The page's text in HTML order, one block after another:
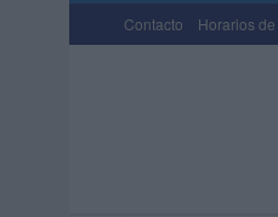
Contacto Horarios